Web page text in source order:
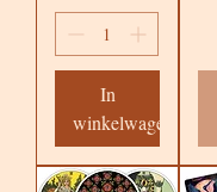
In
winkelwagen